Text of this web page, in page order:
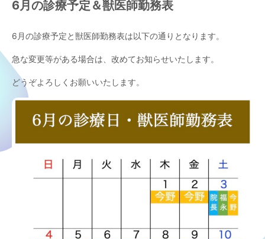
6月の診療予定＆獣医師勤務表
6月の診療予定と獣医師勤務表は以下の通りとなります。
急な変更等がある場合は、改めてお知らせいたします。
どうぞよろしくお願いいたします。